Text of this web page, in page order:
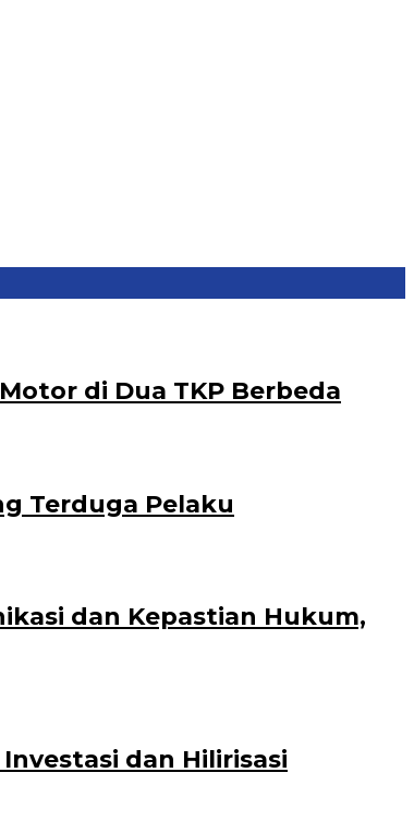
di Dua TKP Berbeda
Terduga Pelaku
dan Kepastian Hukum,
dan Hilirisasi